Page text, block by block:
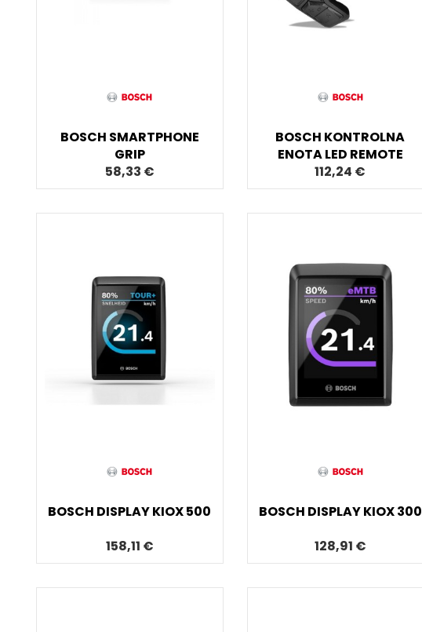
BOSCH SMARTPHONE
GRIP
58,33 €
BOSCH KONTROLNA
ENOTA LED REMOTE
112,24 €
BOSCH DISPLAY KIOX 500
158,11 €
BOSCH DISPLAY KIOX 300
128,91 €